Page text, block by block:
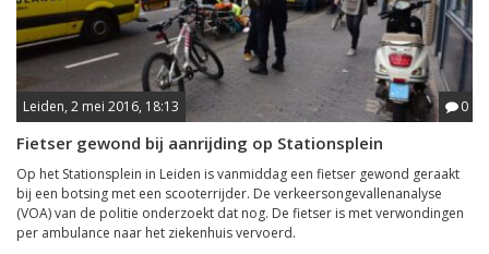
Leiden, 2 mei 2016, 18:13 0
Fietser gewond bij aanrijding op Stationsplein
Op het Stationsplein in Leiden is vanmiddag een fietser gewond geraakt
bij een botsing met een scooterrijder. De verkeersongevallenanalyse
(VOA) van de politie onderzoekt dat nog. De fietser is met verwondingen
per ambulance naar het ziekenhuis vervoerd.